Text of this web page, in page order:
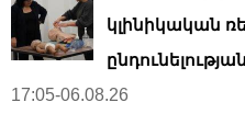
կլինիկական
17:05-06.08.26